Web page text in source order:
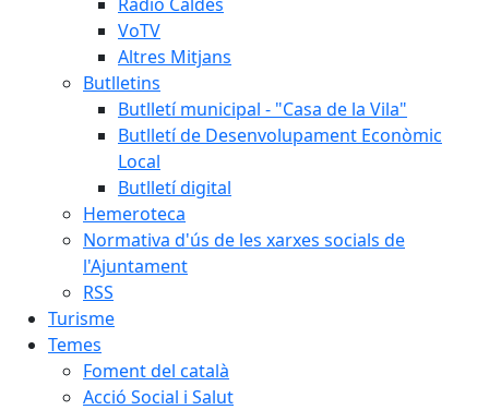
VoTV
Altres Mitjans
Butlletins
Butlletí municipal - "Casa de la Vila"
Butlletí de Desenvolupament Econòmic
Local
Butlletí digital
Hemeroteca
Normativa d'ús de les xarxes socials de
l'Ajuntament
RSS
Turisme
Temes
Foment del català
Acció Social i Salut